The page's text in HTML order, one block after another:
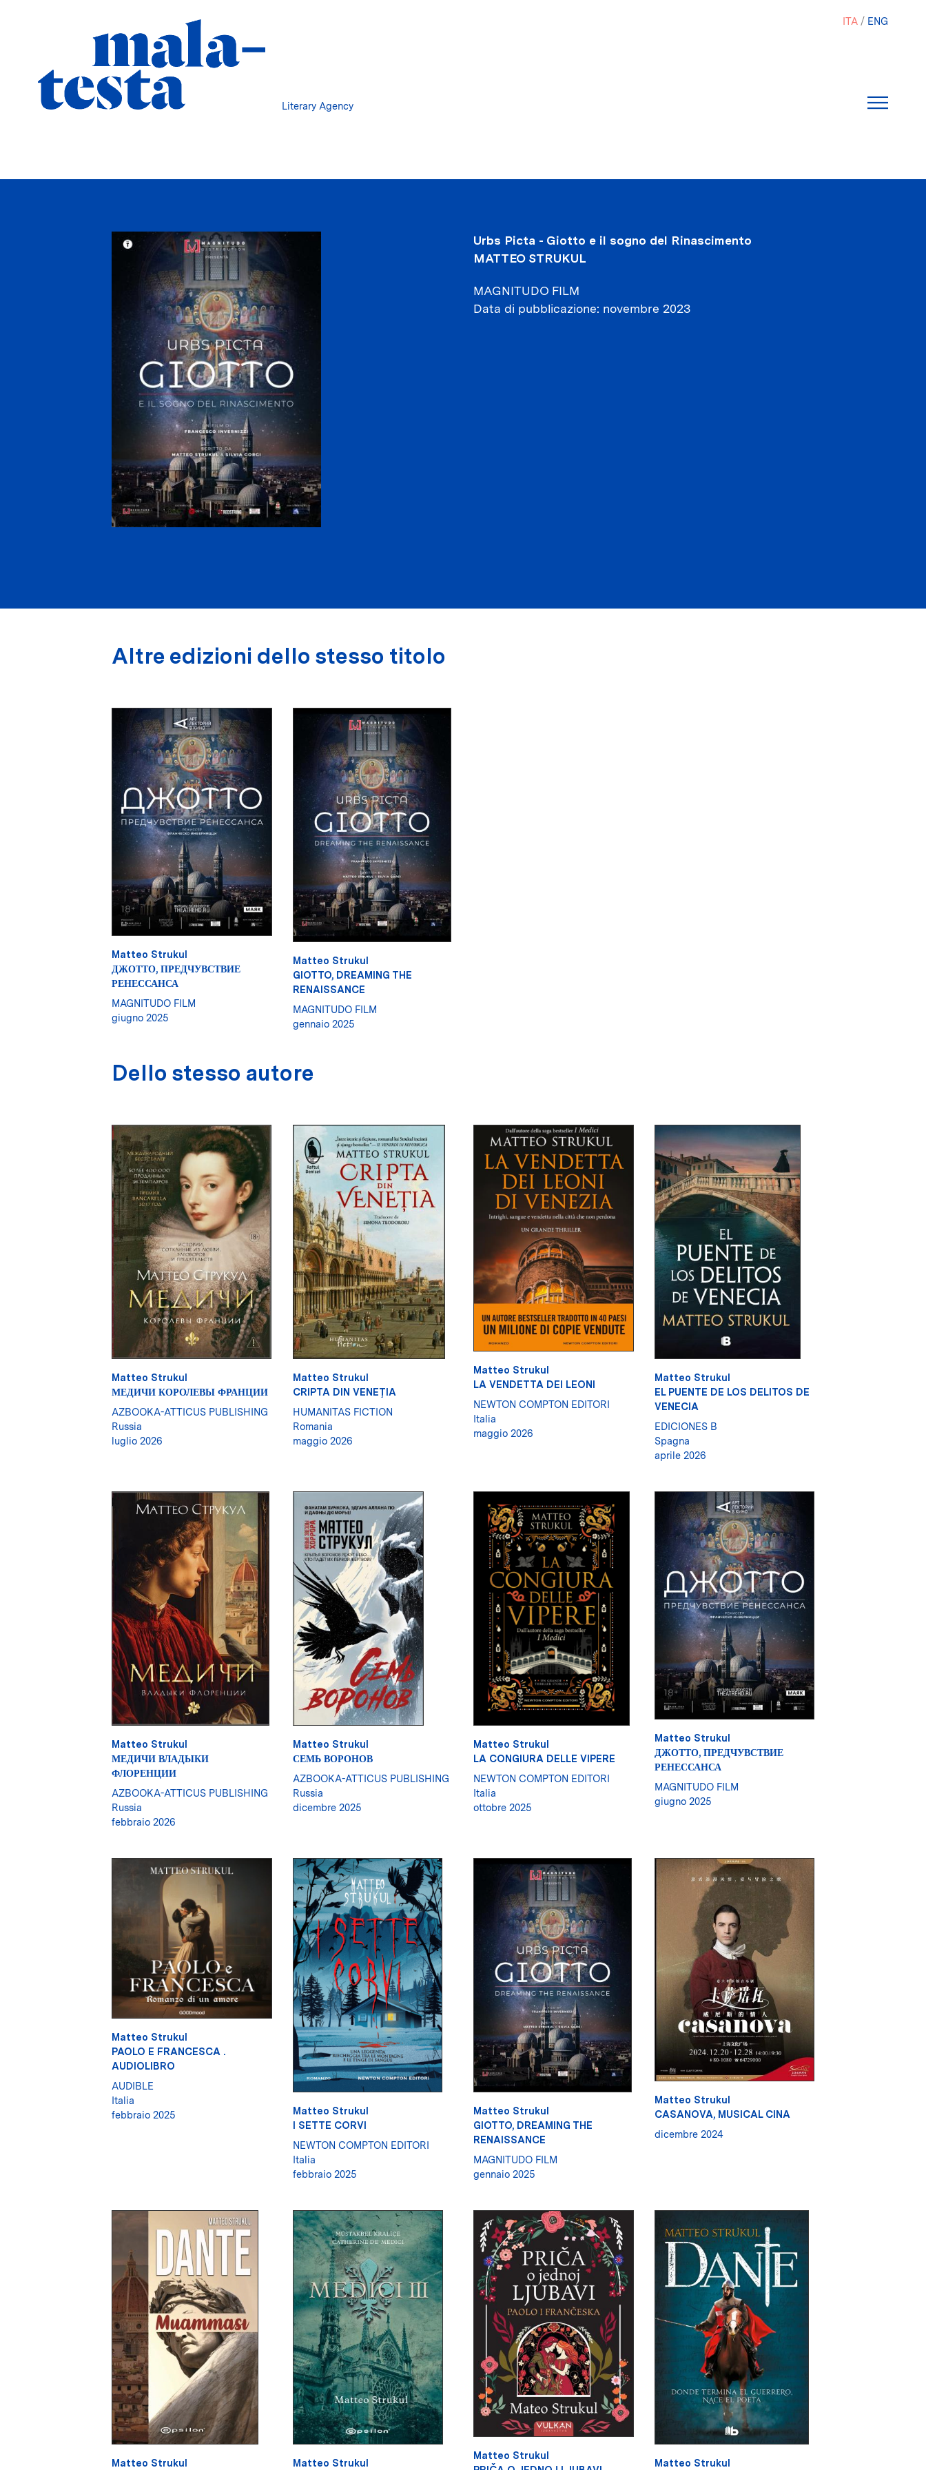
Literary Agency
ITA ENG
Urbs Picta - Giotto e il sogno del Rinascimento
MATTEO STRUKUL
MAGNITUDO FILM
Data di pubblicazione novembre 2023
Altre edizioni dello stesso titolo
Matteo Strukul
ДЖОТТО, ПРЕДЧУВСТВИЕ
РЕНЕССАНСА
MAGNITUDO FILM
giugno 2025
Matteo Strukul
GIOTTO, DREAMING THE
RENAISSANCE
MAGNITUDO FILM
gennaio 2025
Dello stesso autore
Matteo Strukul
МЕДИЧИ КОРОЛЕВЫ ФРАНЦИИ
AZBOOKA-ATTICUS PUBLISHING
Russia
luglio 2026
Matteo Strukul
CRIPTA DIN VENEŢIA
HUMANITAS FICTION
Romania
maggio 2026
Matteo Strukul
LA VENDETTA DEI LEONI
NEWTON COMPTON EDITORI
Italia
maggio 2026
Matteo Strukul
EL PUENTE DE LOS DELITOS DE
VENECIA
EDICIONES B
Spagna
aprile 2026
Matteo Strukul
МЕДИЧИ ВЛАДЫКИ
ФЛОРЕНЦИИ
AZBOOKA-ATTICUS PUBLISHING
Russia
febbraio 2026
Matteo Strukul
СЕМЬ ВОРОНОВ
AZBOOKA-ATTICUS PUBLISHING
Russia
dicembre 2025
Matteo Strukul
LA CONGIURA DELLE VIPERE
NEWTON COMPTON EDITORI
Italia
ottobre 2025
Matteo Strukul
ДЖОТТО, ПРЕДЧУВСТВИЕ
РЕНЕССАНСА
MAGNITUDO FILM
giugno 2025
Matteo Strukul
PAOLO E FRANCESCA .
AUDIOLIBRO
AUDIBLE
Italia
febbraio 2025
Matteo Strukul
I SETTE CORVI
NEWTON COMPTON EDITORI
Italia
febbraio 2025
Matteo Strukul
GIOTTO, DREAMING THE
RENAISSANCE
MAGNITUDO FILM
gennaio 2025
Matteo Strukul
CASANOVA, MUSICAL CINA
dicembre 2024
Matteo Strukul Matteo Strukul
Matteo Strukul
Matteo Strukul